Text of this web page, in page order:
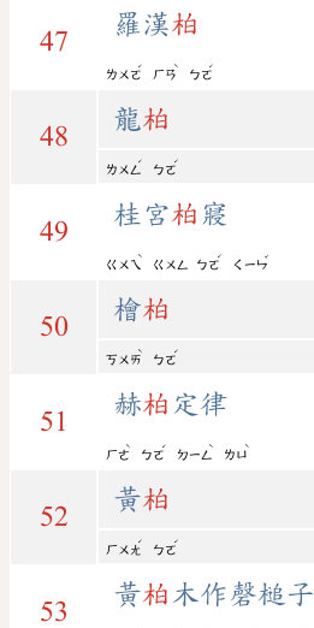
47
羅漢柏
ㄌㄨㄛ
ˊ
ㄏㄢ
ˋ
ㄅㄛ
ˊ
48
龍柏
ㄌㄨㄥ
ˊ
ㄅㄛ
ˊ
49
桂宮柏 寢
ㄍㄨㄟ
ˋ
ㄍㄨㄥ ㄅㄛ
ˊ
ㄑㄧㄣ
ˇ
50
檜柏
ㄎㄨㄞ
ˋ
ㄅㄛ
ˊ
51
赫柏 定律
ㄏㄜ
ˋ
ㄅㄛ
ˊ
ㄉㄧㄥ
ˋ
ㄌㄩ
ˋ
52
黃柏
ㄏㄨㄤ
ˊ
ㄅㄛ
ˊ
53
黃柏 木作磬槌子